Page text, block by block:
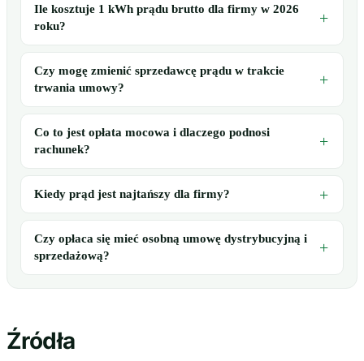
Ile kosztuje 1 kWh prądu brutto dla firmy w 2026
roku?
Czy mogę zmienić sprzedawcę prądu w trakcie
trwania umowy?
Co to jest opłata mocowa i dlaczego podnosi
rachunek?
Kiedy prąd jest najtańszy dla firmy?
Czy opłaca się mieć osobną umowę dystrybucyjną i
sprzedażową?
Źródła